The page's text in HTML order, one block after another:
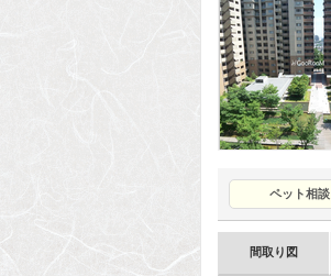
ペット相談
間取り図